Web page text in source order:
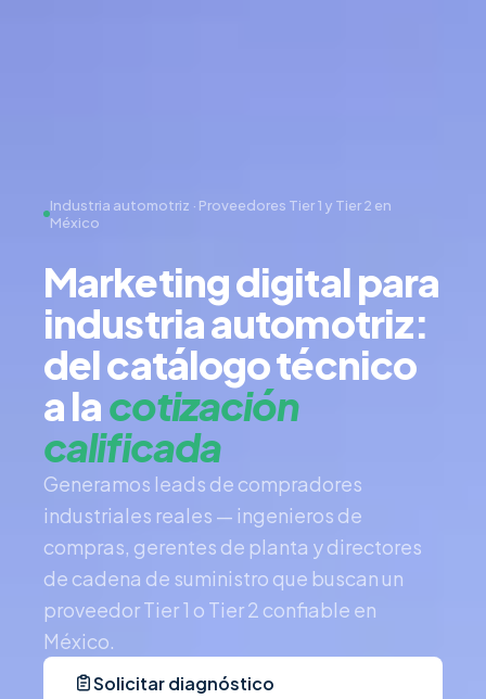
Industria automotriz · Proveedores Tier 1 y Tier 2 en
México
Marketing digital para
industria automotriz:
del catálogo técnico
a lacotización
calificada
Generamos leads de compradores
industriales reales — ingenieros de
compras, gerentes de planta y directores
de cadena de suministro que buscan un
proveedor Tier 1 o Tier 2 confiable en
México.
Solicitar diagnóstico